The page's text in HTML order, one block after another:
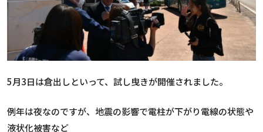
5月3日は倉出しといって、試し曳きが開催されました。
例年は夜なのですが、地震の影響で電柱が下がり電線の状態や
液状化被害など